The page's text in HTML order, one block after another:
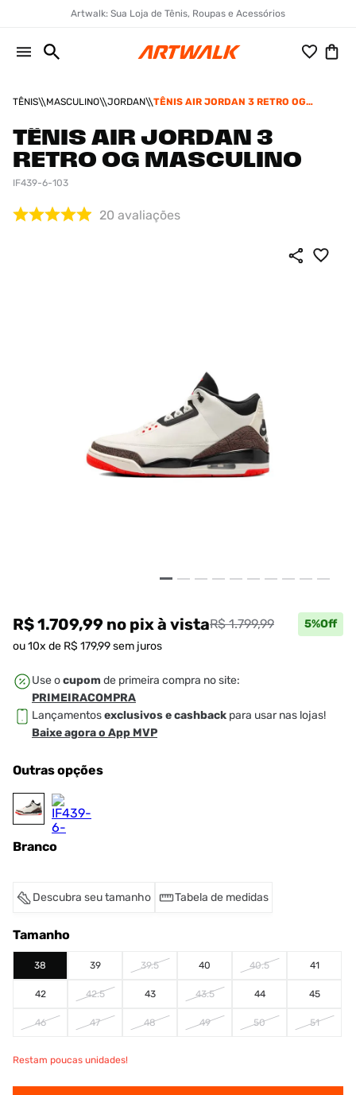
Artwalk: Sua Loja de Tênis, Roupas e Acessórios
TÊNIS MASCULINO JORDAN
TÊNIS AIR JORDAN 3 RETRO OG
TÊNIS AIR JORDAN 3
RETRO OG MASCULINO
IF439-6-103
20 avaliações
R$ 1.709,99 no pixà vistaR$ 1.799,99 5%Off
ou10x de R$ 179,99sem juros
Use ocupom de primeira compra no site:
PRIMEIRACOMPRA
Lançamentosexclusivos e cashback para usar nas lojas!
Baixe agora o App MVP
Outras opções
Branco
Descubra seu tamanho Tabela de medidas
Tamanho
38 39 39.5 40 40.5 41
42 42.5 43 43.5 44 45
46 47 48 49 50 51
Restam poucas unidades!